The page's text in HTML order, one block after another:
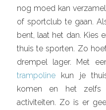
nog moed kan
of sportclub te gaan.
bent, laat het dan. Kies
thuis te sporten. Zo
drempel lager. Met
trampolinekun je
komen en het zelfs
activiteiten. Zo is er